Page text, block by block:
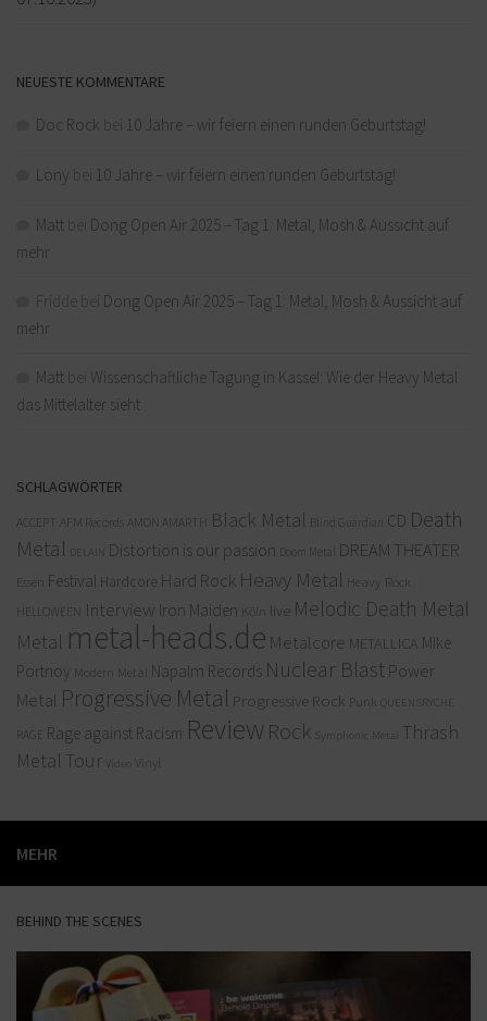
NEUESTE KOMMENTARE
Doc Rock 10 Jahre – wir feiern einen runden Geburtstag!
Lony 10 Jahre – wir feiern einen runden Geburtstag!
Matt
Dong Open Air 2025 – Tag 1: Metal, Mosh & Aussicht auf
mehr
Dong Open Air 2025 – Tag 1: Metal, Mosh & Aussicht auf
mehr
Matt
Wissenschaftliche Tagung in Kassel: Wie der Heavy Metal
das Mittelalter sieht
SCHLAGWÖRTER
ACCEPT AFM Records AMON AMARTH Black Metal Blind Guardian CD Death
Metal
DELAIN Distortion is our passion Doom Metal DREAM THEATER
Essen Festival Hardcore Hard Rock Heavy Metal Heavy Rock
HELLOWEEN Interview Iron Maiden Köln live Melodic Death Metal
Metal metal-heads.de Metalcore METALLICA MIke
Portnoy Modern Metal Napalm Records Nuclear Blast Power
Metal Progressive Metal Progressive Rock Punk QUEENSRYCHE
RAGE Rage against Racism Review Rock Symphonic Metal
Thrash
Metal Tour Video Vinyl
MEHR
BEHIND THE SCENES